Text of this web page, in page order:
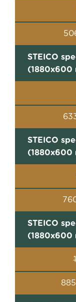
STEICO
(1880x600
STEICO
(1880x600
STEICO
(1880x600